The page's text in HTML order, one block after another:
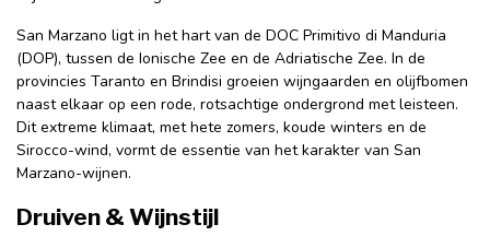
San Marzano ligt in het hart van de DOC Primitivo di Manduria
(DOP), tussen de Ionische Zee en de Adriatische Zee. In de
provincies Taranto en Brindisi groeien wijngaarden en olijfbomen
naast elkaar op een rode, rotsachtige ondergrond met leisteen.
Dit extreme klimaat, met hete zomers, koude winters en de
Sirocco-wind, vormt de essentie van het karakter van San
Marzano-wijnen.
Druiven & Wijnstijl